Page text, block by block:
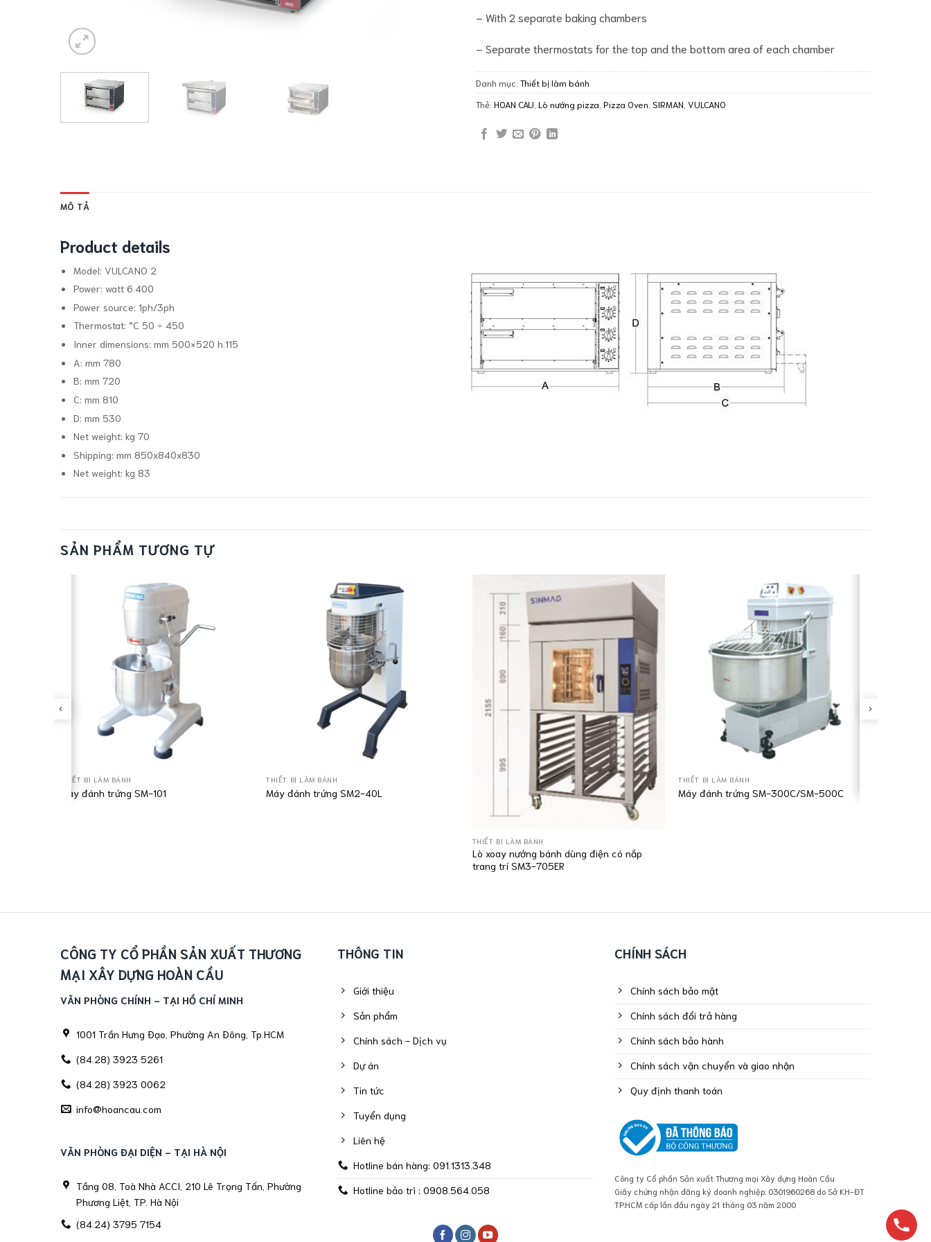
– With 2 separate baking chambers
– Separate thermostats for the top and the bottom area of each chamber
Danh mục: Thiết bị làm bánh
Thẻ: HOAN CAU Lò nướng pizza Pizza Oven SIRMAN VULCANO
MÔ TẢ
Product details
Model: VULCANO 2
Power: watt 6.400
Power source: 1ph/3ph
Thermostat: °C 50 ÷ 450
Inner dimensions: mm 500×520 h.115
A: mm 780
B: mm 720
C: mm 810
D: mm 530
Net weight: kg 70
Shipping: mm 850x840x830
Net weight: kg 83
SẢN PHẨM TƯƠNG TỰ
THIẾT BỊ LÀM BÁNH
Máy đánh trứng SM-101
THIẾT BỊ LÀM BÁNH
Máy đánh trứng SM2-40L
THIẾT BỊ LÀM BÁNH
Lò xoay nướng bánh dùng điện có nắp
trang trí SM3-705ER
THIẾT BỊ LÀM BÁNH
Máy đánh trứng SM-300C/SM-500C
CÔNG TY CỔ PHẦN SẢN XUẤT THƯƠNG
MẠI XÂY DỰNG HOÀN CẦU
VĂN PHÒNG CHÍNH - TẠI HỒ CHÍ MINH
1001 Trần Hưng Đạo, Phường An Đông, Tp.HCM
(84.28) 3923 5261
(84.28) 3923 0062
info@hoancau.com
VĂN PHÒNG ĐẠI DIỆN - TẠI HÀ NỘI
Tầng 08, Toà Nhà ACCI, 210 Lê Trọng Tấn, Phường
Phương Liệt, TP. Hà Nội
(84.24) 3795 7154
THÔNG TIN
Giới thiệu
Sản phẩm
Chính sách - Dịch vụ
Dự án
Tin tức
Tuyển dụng
Liên hệ
Hotline bán hàng: 091.1313.348
Hotline bảo trì : 0908.564.058
CHÍNH SÁCH
Chính sách bảo mật
Chính sách đổi trả hàng
Chính sách bảo hành
Chính sách vận chuyển và giao nhận
Quy định thanh toán
Công ty Cổ phần Sản xuất Thương mại Xây dựng Hoàn Cầu
Giấy chứng nhận đăng ký doanh nghiệp: 0301960268 do Sở KH-ĐT
TP.HCM cấp lần đầu ngày 21 tháng 03 năm 2000